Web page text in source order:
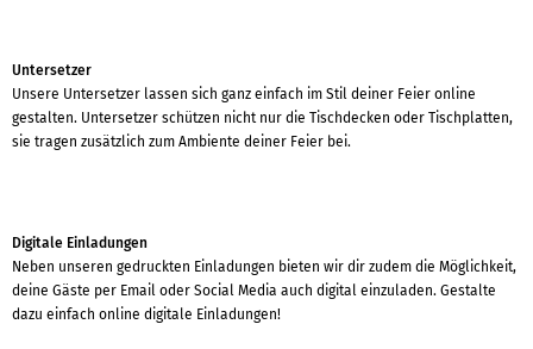
Untersetzer
Unsere Untersetzer lassen sich ganz einfach im Stil deiner Feier online
gestalten. Untersetzer schützen nicht nur die Tischdecken oder Tischplatten,
sie tragen zusätzlich zum Ambiente deiner Feier bei.
Digitale Einladungen
Neben unseren gedruckten Einladungen bieten wir dir zudem die Möglichkeit,
deine Gäste per Email oder Social Media auch digital einzuladen. Gestalte
dazu einfach online digitale Einladungen!